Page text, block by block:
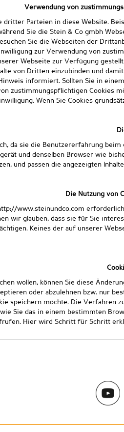
Verwendung von
dritter Parteien in diese Website.
Sie die Stein & Co gmbh
Sie die Webseiten der
zur Verwendung von
Webseite zur Verfügung
von Dritten einzubinden und
informiert. Sollten Sie in
zustimmungspflichtigen Cookies
Wenn Sie Cookies
da sie die Benutzererfahrung
und denselben Browser wie
und passen die angezeigten
Die Nutzung von
www.steinundco.com
wir glauben, dass sie für Sie
Keines der auf unserer
wollen, können Sie diese
oder abzulehnen bzw. nur
speichern möchte. Die Verfahren
Sie das in einem bestimmten
Hier wird Schritt für Schritt